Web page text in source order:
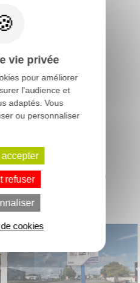
couvert.
avec chariot
semaines pour les
de notre
vie privée
pour améliorer
l'audience et
adaptés. Vous
ou personnaliser
accepter
refuser
cookies